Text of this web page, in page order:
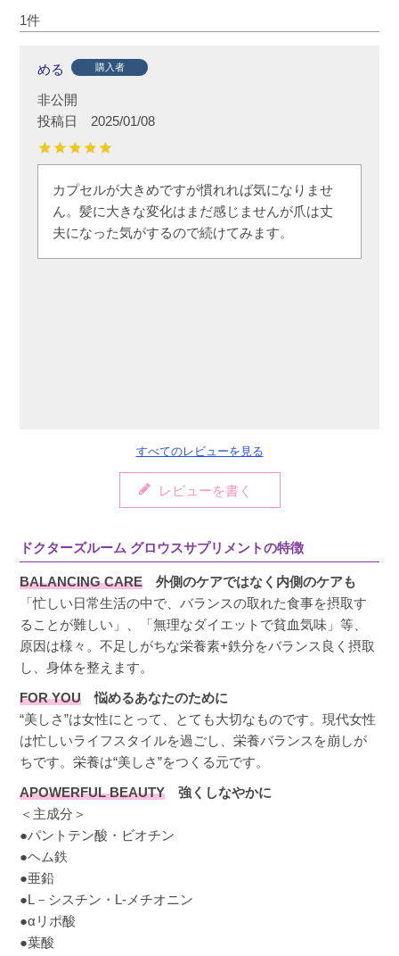
1
める 購入者
非公開
投稿日
2025/01/08
カプセルが大きめですが慣れれば気になりませ
ん。髪に大きな変化はまだ感じませんが爪は丈
夫になった気がするので続けてみます。
すべてのレビューを見る
レビューを書く
ドクターズルーム グロウスサプリメントの特徴
BALANCING CARE 外側のケアではなく内側のケアも
「忙しい日常生活の中で、バランスの取れた食事を摂取す
ることが難しい」、「無理なダイエットで貧血気味」等、
原因は様々。不足しがちな栄養素+鉄分をバランス良く摂取
し、身体を整えます。
FOR YOU 悩めるあなたのために
“美しさ”は女性にとって、とても大切なものです。現代女性
は忙しいライフスタイルを過ごし、栄養バランスを崩しが
ちです。栄養は“美しさ”をつくる元です。
APOWERFUL BEAUTY 強くしなやかに
＜主成分＞
●パントテン酸・ビオチン
●ヘム鉄
●亜鉛
●L－シスチン・L-メチオニン
●αリポ酸
●葉酸